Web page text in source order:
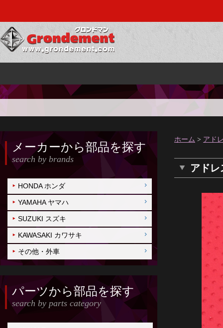
メーカーから部品を探す
search by brands
HONDA ホンダ
YAMAHA ヤマハ
SUZUKI スズキ
KAWASAKI カワサキ
その他・外車
パーツから部品を探す
search by parts category
ホーム > アド
アドレ